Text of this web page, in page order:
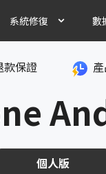
系統修復
iOS 系統
Android
免費進入/退
macOS 修
免費修復各
數
款保證
個人版